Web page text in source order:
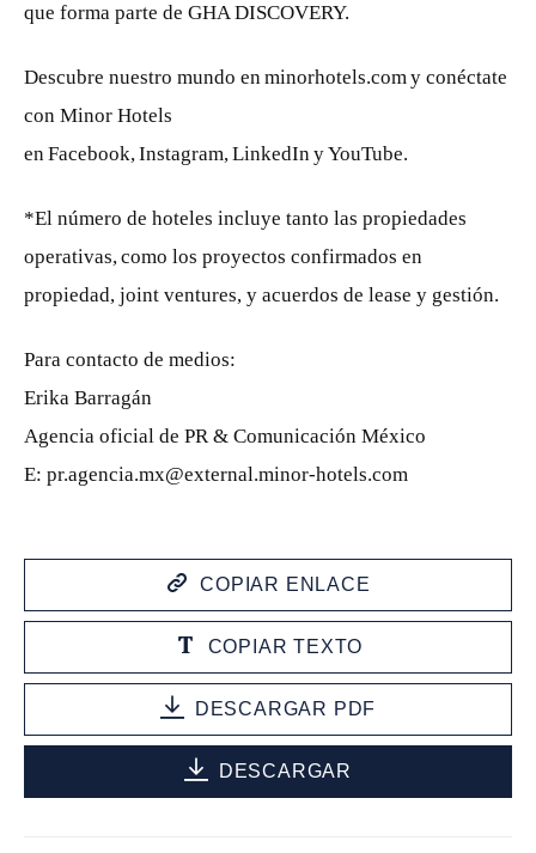
que forma parte de GHA DISCOVERY.
Descubre nuestro mundo en minorhotels.com y conéctate
con Minor Hotels
en Facebook, Instagram, LinkedIn y YouTube.
*El número de hoteles incluye tanto las propiedades
operativas, como los proyectos confirmados en
propiedad, joint ventures, y acuerdos de lease y gestión.
Para contacto de medios:
Erika Barragán
Agencia oficial de PR & Comunicación México
E: pr.agencia.mx@external.minor-hotels.com
COPIAR ENLACE
COPIAR TEXTO
DESCARGAR PDF
DESCARGAR